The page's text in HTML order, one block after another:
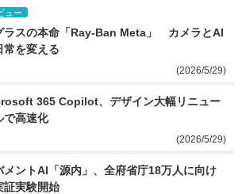
ュー
ラスの本命「Ray-Ban Meta」　カメラとAI
常を変える
(2026/5/29)
365 Copilot、デザイン大幅リニュー
で高速化
(2026/5/29)
メントAI「源内」、全府省庁18万人に向け
証実験開始